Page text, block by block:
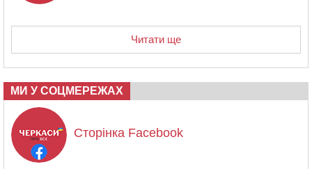
Читати ще
МИ У СОЦМЕРЕЖАХ
Сторінка Facebook